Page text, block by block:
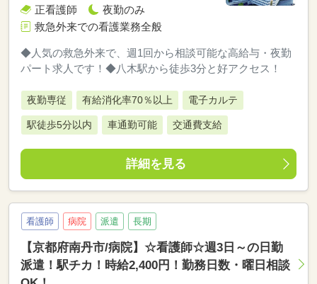
正看護師
夜勤のみ
救急外来での看護業務全般
◆人気の救急外来で、週1回から相談可能な高給与・夜勤
パート求人です！◆八木駅から徒歩3分と好アクセス！
夜勤専従 有給消化率70％以上 電子カルテ
駅徒歩5分以内 車通勤可能 交通費支給
詳細を見る
看護師 病院 派遣 長期
【京都府南丹市/病院】☆看護師☆週3日～の日勤
派遣！駅チカ！時給2,400円！勤務日数・曜日相談